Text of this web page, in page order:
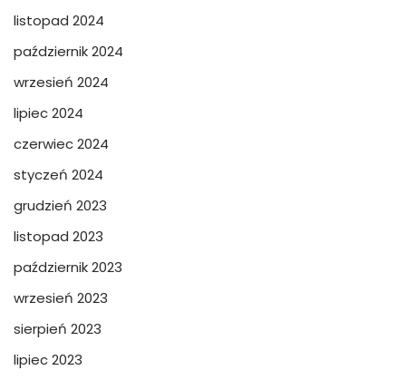
listopad 2024
październik 2024
wrzesień 2024
lipiec 2024
czerwiec 2024
styczeń 2024
grudzień 2023
listopad 2023
październik 2023
wrzesień 2023
sierpień 2023
lipiec 2023